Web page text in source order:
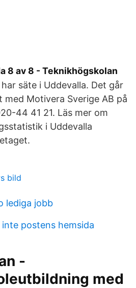
8 av 8 - Teknikhögskolan
säte i Uddevalla. Det går
Motivera Sverige AB på
44 41 21. Läs mer om
i Uddevalla
bild
lediga jobb
postens hemsida
-
med